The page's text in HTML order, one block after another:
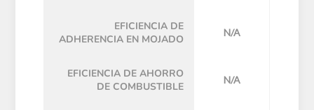
EFICIENCIA DE
ADHERENCIA EN MOJADO
N/A
EFICIENCIA DE AHORRO
DE COMBUSTIBLE
N/A